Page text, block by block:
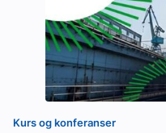
Kurs og konferanser